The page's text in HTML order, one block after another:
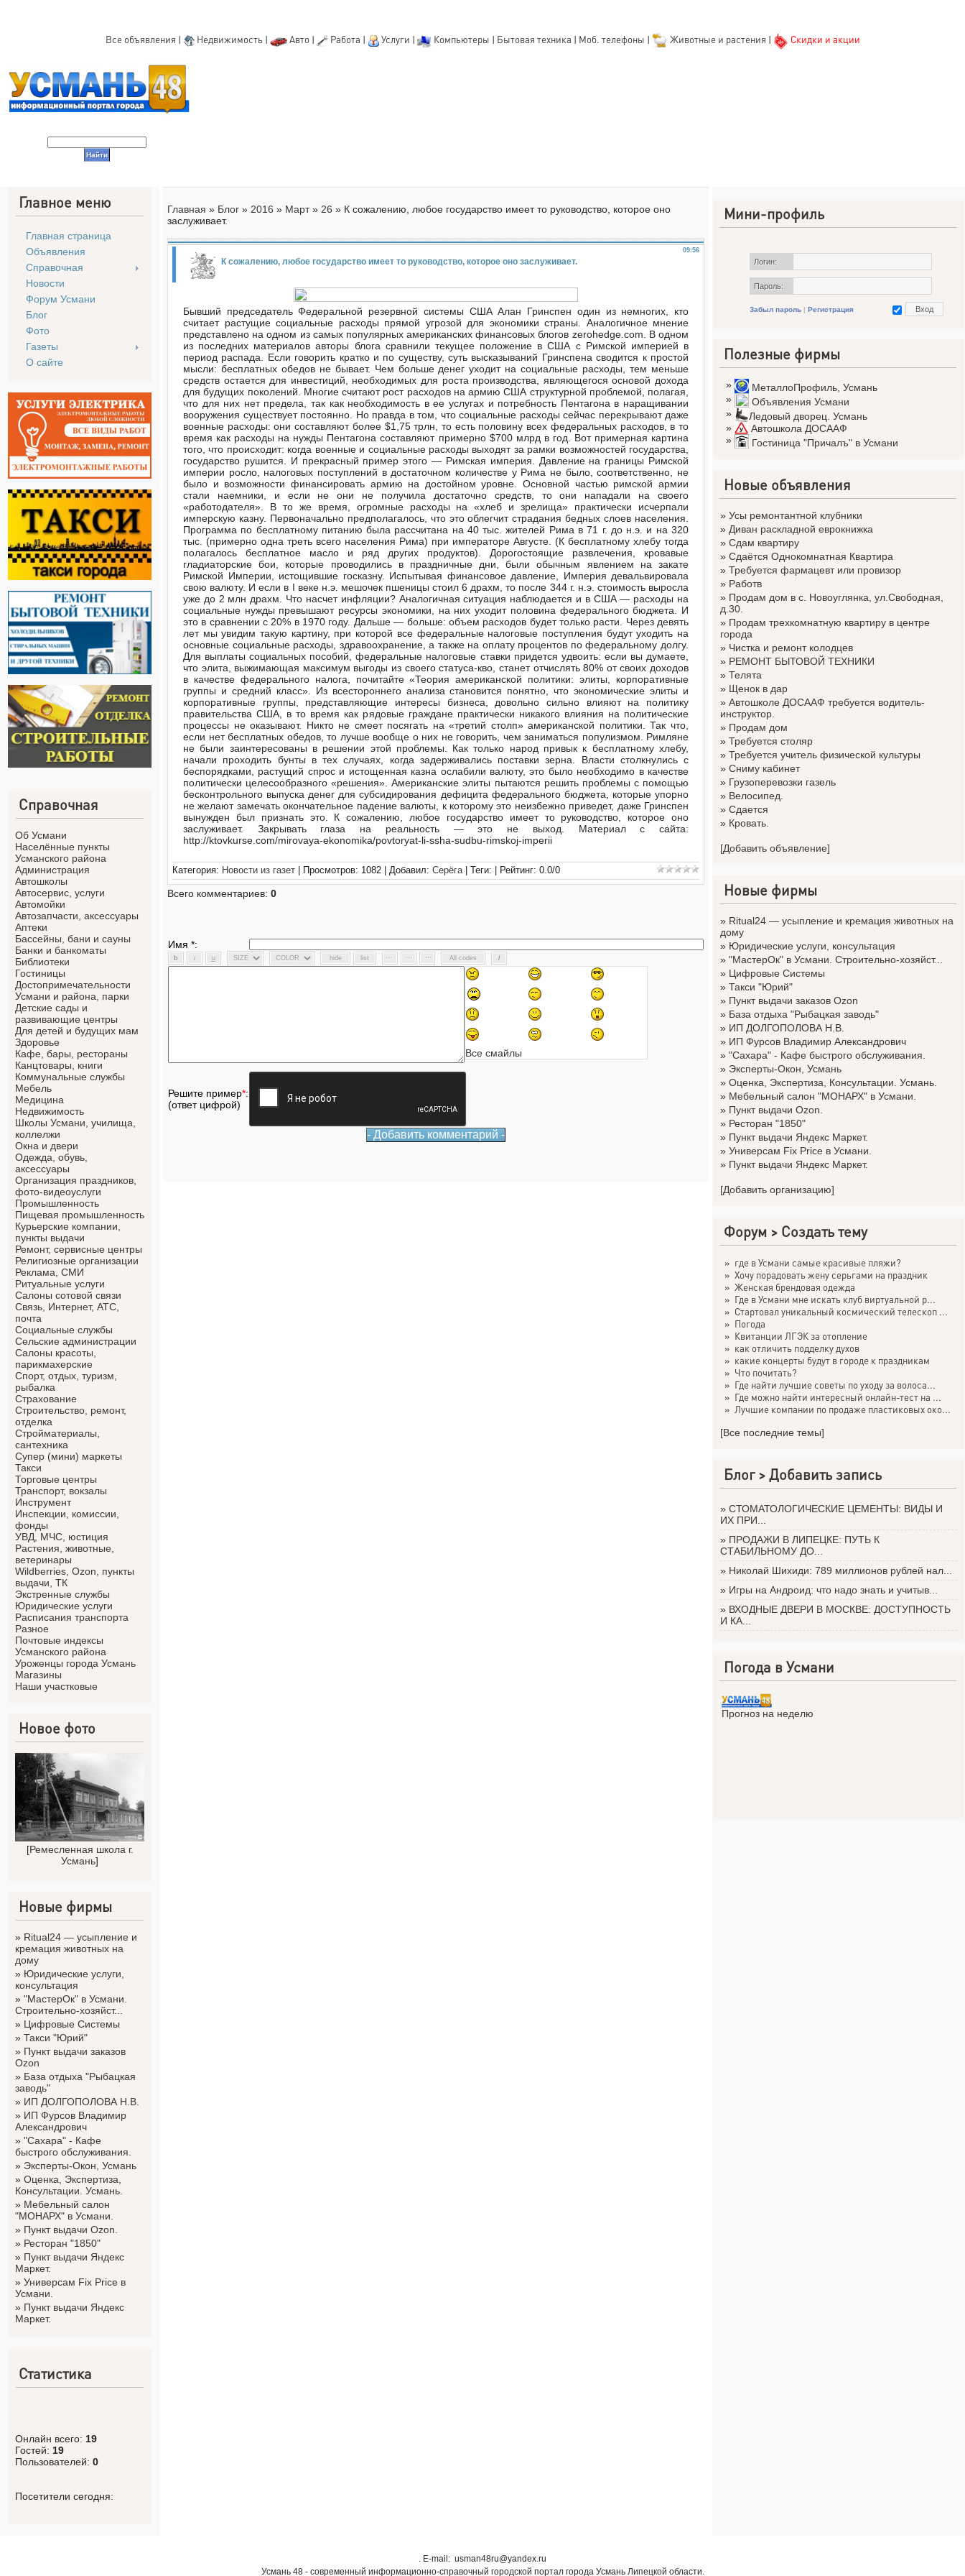
Все объявления | Недвижимость | Авто| Работа | Услуги | Компьютеры | Бытовая техника | Моб. телефоны | Животные и растения | Скидки и акции
Главное меню
Главная страница
Объявления
Справочная
Новости
Форум Усмани
Блог
Фото
Газеты
О сайте
Справочная
Об Усмани
Населённые пункты
Усманского района
Администрация
Автошколы
Автосервис, услуги
Автомойки
Автозапчасти, аксессуары
Аптеки
Бассейны, бани и сауны
Банки и банкоматы
Библиотеки
Гостиницы
Достопримечательности
Усмани и района, парки
Детские сады и
развивающие центры
Для детей и будущих мам
Здоровье
Кафе, бары, рестораны
Канцтовары, книги
Коммунальные службы
Мебель
Медицина
Недвижимость
Школы Усмани, училища,
коллелжи
Окна и двери
Одежда, обувь,
аксессуары
Организация праздников,
фото-видеоуслуги
Промышленность
Пищевая промышленность
Курьерские компании,
пункты выдачи
Ремонт, сервисные центры
Религиозные организации
Реклама, СМИ
Ритуальные услуги
Салоны сотовой связи
Связь, Интернет, АТС,
почта
Социальные службы
Сельские администрации
Салоны красоты,
парикмахерские
Спорт, отдых, туризм,
рыбалка
Страхование
Строительство, ремонт,
отделка
Cтройматериалы,
сантехника
Супер (мини) маркеты
Такси
Торговые центры
Транспорт, вокзалы
Инструмент
Инспекции, комиссии,
фонды
УВД, МЧС, юстиция
Растения, животные,
ветеринары
Wildberries, Ozon, пункты
выдачи, ТК
Экстренные службы
Юридические услуги
Расписания транспорта
Разное
Почтовые индексы
Усманского района
Уроженцы города Усмань
Магазины
Наши участковые
Новое фото
[Ремесленная школа г.
Усмань]
Новые фирмы
» Ritual24 — усыпление и
кремация животных на
дому
» Юридические услуги,
консультация
» "МастерОк" в Усмани.
Строительно-хозяйст...
» Цифровые Системы
» Такси "Юрий"
» Пункт выдачи заказов
Ozon
» База отдыха "Рыбацкая
заводь"
» ИП ДОЛГОПОЛОВА Н.В.
» ИП Фурсов Владимир
Александрович
» "Сахара" - Кафе
быстрого обслуживания.
» Эксперты-Окон, Усмань
» Оценка, Экспертиза,
Консультации. Усмань.
» Мебельный салон
"МОНАРХ" в Усмани.
» Пункт выдачи Ozon.
» Ресторан "1850"
» Пункт выдачи Яндекс
Маркет.
» Универсам Fix Price в
Усмани.
» Пункт выдачи Яндекс
Маркет.
Статистика
Онлайн всего: 19
Гостей: 19
Пользователей: 0
Посетители сегодня:
Главная » Блог » 2016 » Март » 26 » К сожалению, любое государство имеет то руководство, которое оно
заслуживает.
09:56
К сожалению, любое государство имеет то руководство, которое оно заслуживает.
Бывший председатель Федеральной резервной системы США Алан Гринспен один из немногих, кто
считает растущие социальные расходы прямой угрозой для экономики страны. Аналогичное мнение
представлено на одном из самых популярных американских финансовых блогов zerohedge.com. В одном
из последних материалов авторы блога сравнили текущее положение в США с Римской империей в
период распада. Если говорить кратко и по существу, суть высказываний Гринспена сводится к простой
мысли: бесплатных обедов не бывает. Чем больше денег уходит на социальные расходы, тем меньше
средств остается для инвестиций, необходимых для роста производства, являющегося основой дохода
для будущих поколений. Многие считают рост расходов на армию США структурной проблемой, полагая,
что для них нет предела, так как необходимость в ее услугах и потребность Пентагона в наращивании
вооружения существует постоянно. Но правда в том, что социальные расходы сейчас перекрывают даже
военные расходы: они составляют более $1,75 трлн, то есть половину всех федеральных расходов, в то
время как расходы на нужды Пентагона составляют примерно $700 млрд в год. Вот примерная картина
того, что происходит: когда военные и социальные расходы выходят за рамки возможностей государства,
государство рушится. И прекрасный пример этого — Римская империя. Давление на границы Римской
империи росло, налоговых поступлений в достаточном количестве у Рима не было, соответственно, не
было и возможности финансировать армию на достойном уровне. Основной частью римской армии
стали наемники, и если не они не получила достаточно средств, то они нападали на своего
«работодателя». В то же время, огромные расходы на «хлеб и зрелища» практически исчерпали
имперскую казну. Первоначально предполагалось, что это облегчит страдания бедных слоев населения.
Программа по бесплатному питанию была рассчитана на 40 тыс. жителей Рима в 71 г. до н.э. и на 320
тыс. (примерно одна треть всего населения Рима) при императоре Августе. (К бесплатному хлебу тогда
полагалось бесплатное масло и ряд других продуктов). Дорогостоящие развлечения, кровавые
гладиаторские бои, которые проводились в праздничные дни, были обычным явлением на закате
Римской Империи, истощившие госказну. Испытывая финансовое давление, Империя девальвировала
свою валюту. И если в I веке н.э. мешочек пшеницы стоил 6 драхм, то после 344 г. н.э. стоимость выросла
уже до 2 млн драхм. Что насчет инфляции? Аналогичная ситуация наблюдается и в США — расходы на
социальные нужды превышают ресурсы экономики, на них уходит половина федерального бюджета. И
это в сравнении с 20% в 1970 году. Дальше — больше: объем расходов будет только расти. Через девять
лет мы увидим такую картину, при которой все федеральные налоговые поступления будут уходить на
основные социальные расходы, здравоохранение, а также на оплату процентов по федеральному долгу.
Для выплаты социальных пособий, федеральные налоговые ставки придется удвоить: если вы думаете,
что элита, выжимающая максимум выгоды из своего статуса-кво, станет отчислять 80% от своих доходов
в качестве федерального налога, почитайте «Теория американской политики: элиты, корпоративные
группы и средний класс». Из всестороннего анализа становится понятно, что экономические элиты и
корпоративные группы, представляющие интересы бизнеса, довольно сильно влияют на политику
правительства США, в то время как рядовые граждане практически никакого влияния на политические
процессы не оказывают. Никто не смеет посягать на «третий столп» американской политики. Так что,
если нет бесплатных обедов, то лучше вообще о них не говорить, чем заниматься популизмом. Римляне
не были заинтересованы в решении этой проблемы. Как только народ привык к бесплатному хлебу,
начали проходить бунты в тех случаях, когда задерживались поставки зерна. Власти столкнулись с
беспорядками, растущий спрос и истощенная казна ослабили валюту, это было необходимо в качестве
политически целесообразного «решения». Американские элиты пытаются решить проблемы с помощью
бесконтрольного выпуска денег для субсидирования дефицита федерального бюджета, которые упорно
не желают замечать окончательное падение валюты, к которому это неизбежно приведет, даже Гринспен
вынужден был признать это. К сожалению, любое государство имеет то руководство, которое оно
заслуживает. Закрывать глаза на реальность — это не выход. Материал с сайта:
http://ktovkurse.com/mirovaya-ekonomika/povtoryat-li-ssha-sudbu-rimskoj-imperii
Категория: Новости из газет | Просмотров: 1082 | Добавил: Серёга| Теги: | Рейтинг: 0.0/0
Всего комментариев: 0
Имя *:
Все смайлы
Решите пример*:
(ответ цифрой)
Мини-профиль
Логин:
Пароль:
Забыл пароль | Регистрация
Полезные фирмы
» МеталлоПрофиль Усмань
»
Объявления Усмани
»
Ледовый дворец. Усмань
»
Автошкола ДОСААФ
»
Гостиница "Причалъ" в Усмани
Новые объявления
» Усы ремонтантной клубники
» Диван раскладной еврокнижка
» Сдам квартиру
» Сдаётся Однокомнатная Квартира
» Требуется фармацевт или провизор
» Работв
» Продам дом в с. Новоуглянка, ул.Свободная,
д.30.
» Продам трехкомнатную квартиру в центре
города
» Чистка и ремонт колодцев
» РЕМОНТ БЫТОВОЙ ТЕХНИКИ
» Телята
» Щенок в дар
» Автошколе ДОСААФ требуется водитель-
инструктор.
» Продам дом
» Требуется столяр
» Требуется учитель физической культуры
» Сниму кабинет
» Грузоперевозки газель
» Велосипед.
» Сдается
» Кровать.
[Добавить объявление]
Новые фирмы
» Ritual24 — усыпление и кремация животных на
дому
» Юридические услуги, консультация
» "МастерОк" в Усмани. Строительно-хозяйст...
» Цифровые Системы
» Такси "Юрий"
» Пункт выдачи заказов Ozon
» База отдыха "Рыбацкая заводь"
» ИП ДОЛГОПОЛОВА Н.В.
» ИП Фурсов Владимир Александрович
» "Сахара" - Кафе быстрого обслуживания.
» Эксперты-Окон, Усмань
» Оценка, Экспертиза, Консультации. Усмань.
» Мебельный салон "МОНАРХ" в Усмани.
» Пункт выдачи Ozon.
» Ресторан "1850"
» Пункт выдачи Яндекс Маркет.
» Универсам Fix Price в Усмани.
» Пункт выдачи Яндекс Маркет.
[Добавить организацию]
Форум > Создать тему
» где в Усмани самые красивые пляжи?
» Хочу порадовать жену серьгами на праздник
» Женская брендовая одежда
» Где в Усмани мне искать клуб виртуальной р...
» Стартовал уникальный космический телескоп ...
» Погода
» Квитанции ЛГЭК за отопление
» как отличить подделку духов
» какие концерты будут в городе к праздникам
» Что почитать?
» Где найти лучшие советы по уходу за волоса...
» Где можно найти интересный онлайн-тест на ...
» Лучшие компании по продаже пластиковых око...
[Все последние темы]
Блог >Добавить запись
» СТОМАТОЛОГИЧЕСКИЕ ЦЕМЕНТЫ: ВИДЫ И
ИХ ПРИ...
» ПРОДАЖИ В ЛИПЕЦКЕ: ПУТЬ К
СТАБИЛЬНОМУ ДО...
» Николай Шихиди: 789 миллионов рублей нал...
» Игры на Андроид: что надо знать и учитыв...
» ВХОДНЫЕ ДВЕРИ В МОСКВЕ: ДОСТУПНОСТЬ
И КА...
Погода в Усмани
Прогноз на неделю
. Е-mail: usman48ru@yandex.ru
Усмань 48 - современный информационно-справочный городской портал города Усмань Липецкой области.